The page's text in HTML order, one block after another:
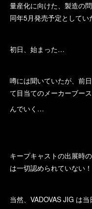
量産化に向けた、製造の
同年5月発売予定として
初日、始まった…
噂には聞いていたが、前
て目当てのメーカーブー
んでいく…
キープキャストの出展時
は一切認められていない！
当然、VADOVAS JIG は